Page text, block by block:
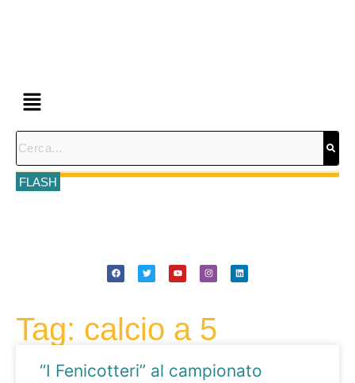
FLASH
Tag: calcio a 5
“I Fenicotteri” al campionato